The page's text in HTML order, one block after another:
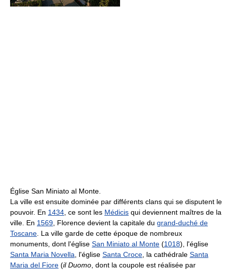
Église San Miniato al Monte.
La ville est ensuite dominée par différents clans qui se disputent le
pouvoir. En 1434, ce sont les Médicis qui deviennent maîtres de la
ville. En 1569, Florence devient la capitale du grand-duché de
Toscane. La ville garde de cette époque de nombreux
monuments, dont l'église San Miniato al Monte (1018), l'église
Santa Maria Novella, l'église Santa Croce, la cathédrale Santa
Maria del Fiore (il Duomo, dont la coupole est réalisée par